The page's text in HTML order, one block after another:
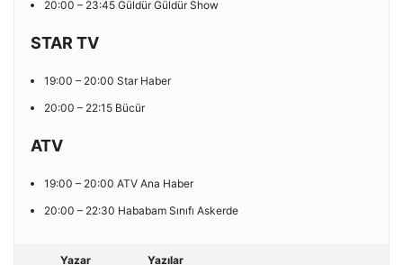
20:00 – 23:45 Güldür Güldür Show
STAR TV
19:00 – 20:00 Star Haber
20:00 – 22:15 Bücür
ATV
19:00 – 20:00 ATV Ana Haber
20:00 – 22:30 Hababam Sınıfı Askerde
Yazar Yazılar